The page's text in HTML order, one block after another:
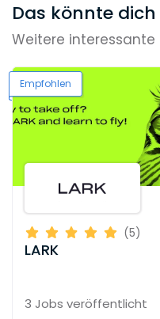
Das könnte
Weitere interessante
Empfohlen
(5)
LARK
3 Jobs veröffentlicht